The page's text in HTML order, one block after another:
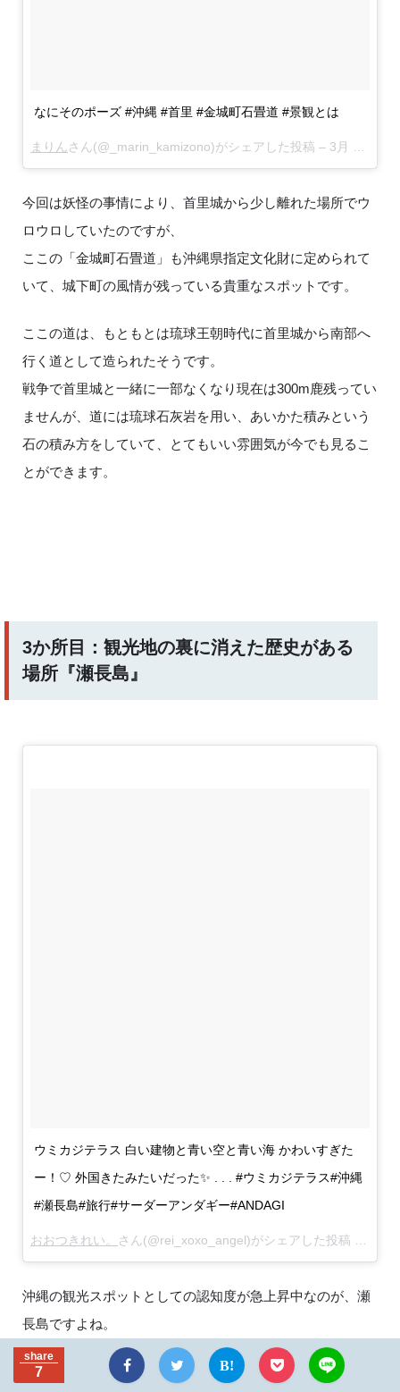
なにそのポーズ #沖縄 #首里 #金城町石畳道 #景観とは
まりんさん(@_marin_kamizono)がシェアした投稿 – 3月 7, 2018 at 9:50午前 PST
今回は妖怪の事情により、首里城から少し離れた場所でウ
ロウロしていたのですが、
ここの「金城町石畳道」も沖縄県指定文化財に定められて
いて、城下町の風情が残っている貴重なスポットです。
ここの道は、もともとは琉球王朝時代に首里城から南部へ
行く道として造られたそうです。
戦争で首里城と一緒に一部なくなり現在は300m鹿残ってい
ませんが、道には琉球石灰岩を用い、あいかた積みという
石の積み方をしていて、とてもいい雰囲気が今でも見るこ
とができます。
3か所目：観光地の裏に消えた歴史がある
場所『瀬長島』
ウミカジテラス 白い建物と青い空と青い海 かわいすぎた
ー！♡ 外国きたみたいだった✨ . . . #ウミカジテラス#沖縄
#瀬長島#旅行#サーダーアンダギー#ANDAGI
おおつきれい。 さん(@rei_xoxo_angel)がシェアした投稿 –
沖縄の観光スポットとしての認知度が急上昇中なのが、瀬
長島ですよね。
「ウミカジテラス」ができてからは、那覇付近の新たな観
光スポットとして観光客のみなさんにも人気のスポットで
share
7